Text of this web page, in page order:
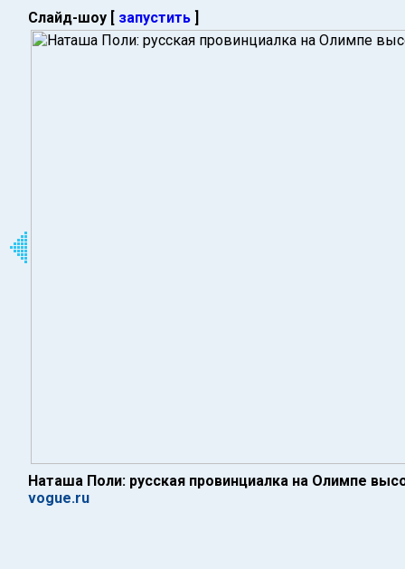
Слайд-шоу [ запустить ]
Наташа Поли: русская провинциалка на Олимпе
vogue.ru